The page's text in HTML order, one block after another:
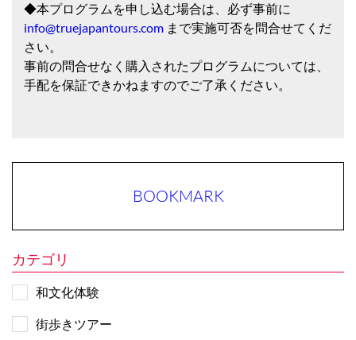
◆本プログラムを申し込む場合は、必ず事前に
info@truejapantours.com まで実施可否を問合せてくだ
さい。
事前の問合せなく購入されたプログラムについては、
手配を保証できかねますのでご了承ください。
BOOKMARK
カテゴリ
和文化体験
街歩きツアー